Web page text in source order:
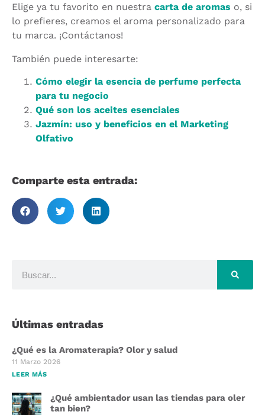
Elige ya tu favorito en nuestra carta de aromas o, si
lo prefieres, creamos el aroma personalizado para
tu marca. ¡Contáctanos!
También puede interesarte:
Cómo elegir la esencia de perfume perfecta
para tu negocio
Qué son los aceites esenciales
Jazmín: uso y beneficios en el Marketing
Olfativo
Comparte esta entrada:
Últimas entradas
¿Qué es la Aromaterapia? Olor y salud
11 Marzo 2026
LEER MÁS
¿Qué ambientador usan las tiendas para oler
tan bien?